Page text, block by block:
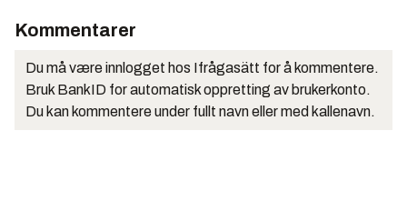
Kommentarer
Du må være innlogget hos Ifrågasätt for å kommentere.
Bruk BankID for automatisk oppretting av brukerkonto.
Du kan kommentere under fullt navn eller med kallenavn.